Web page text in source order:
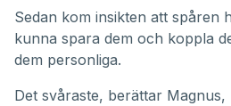
Sedan kom insikten att spåren
kunna spara dem och koppla
dem personliga.
Det svåraste, berättar